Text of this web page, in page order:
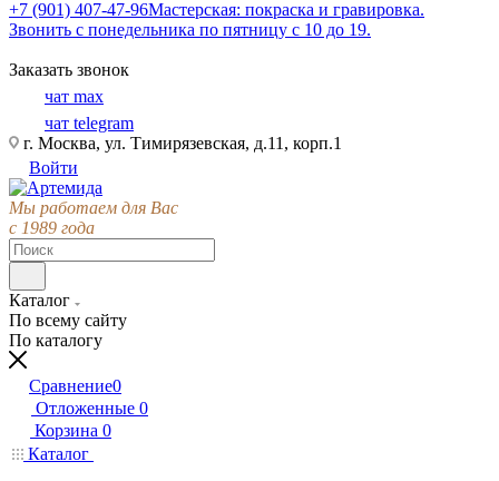
+7 (901) 407-47-96Мастерская: покраска и гравировка.
Звонить с понедельника по пятницу с 10 до 19.
Заказать звонок
чат max
чат telegram
г. Москва, ул. Тимирязевская, д.11, корп.1
Войти
Мы работаем для Вас
с 1989 года
Каталог
По всему сайту
По каталогу
Сравнение0
Отложенные 0
Корзина 0
Каталог